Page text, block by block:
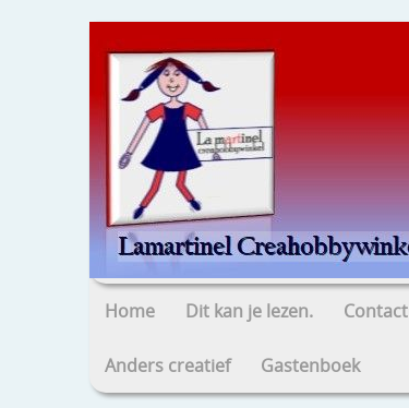
Home Dit kan je lezen. Contact
Anders creatief Gastenboek